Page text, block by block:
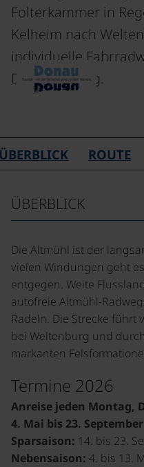
Folterkammer in
Kelheim nach
individuelle
Donauradweg.
ROUTE
ÜBERBLICK
Die Altmühl ist der
vielen Windungen geht
entgegen. Weite
autofreie Altmühl-
Radeln. Die Strecke
bei Weltenburg und
markanten
Termine 2026
Anreise jeden Montag,
4. Mai bis 23. September
Sparsaison: 14. bis 23.
Nebensaison: 4. bis 13.